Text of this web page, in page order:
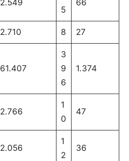
2.549
5
66
2.710 8 27
61.407
3
9
6
1.374
2.766
1
0
47
2.056
1
2
36